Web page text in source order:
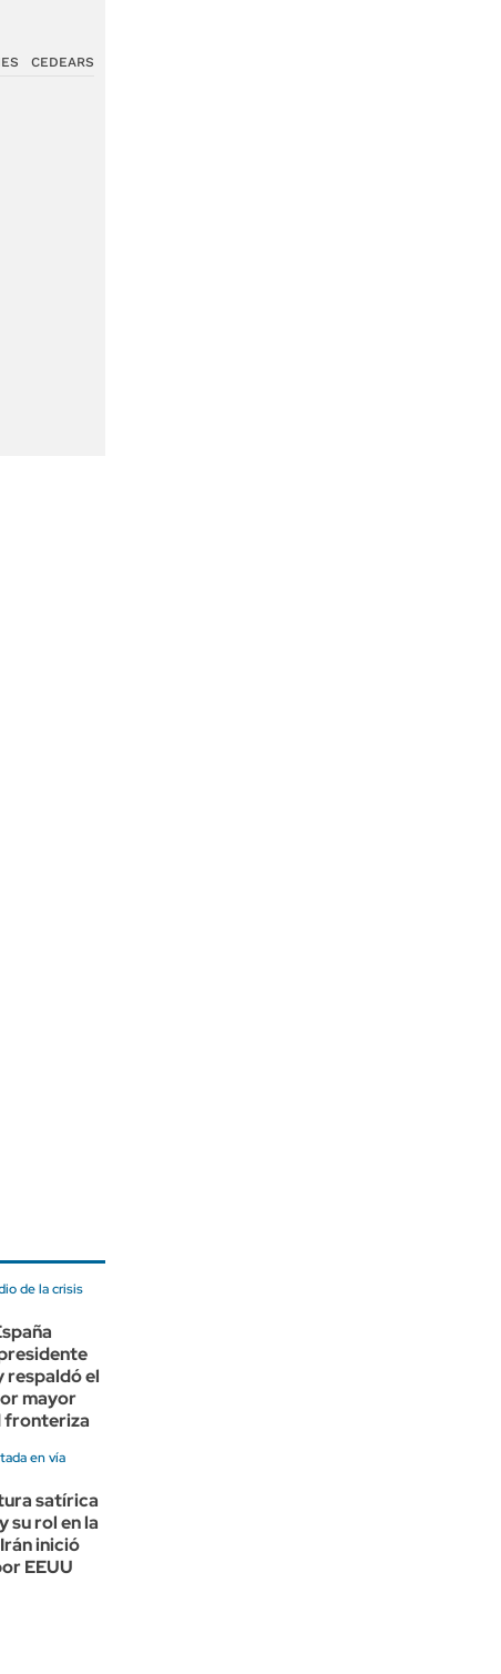
CEDEARS
de la crisis
respaldó el
mayor
fronteriza
en vía
satírica
su rol en la
inició
EEUU